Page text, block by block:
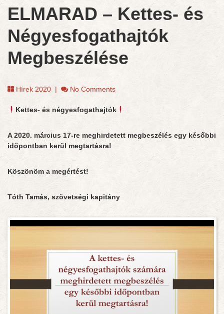
ELMARAD – Kettes- és
Négyesfogathajtók
Megbeszélése
Hírek 2020 | No Comments
Kettes- és négyesfogathajtók
A 2020. március 17-re meghirdetett megbeszélés egy későbbi
időpontban kerül megtartásra!
Köszönöm a megértést!
Tóth Tamás, szövetségi kapitány